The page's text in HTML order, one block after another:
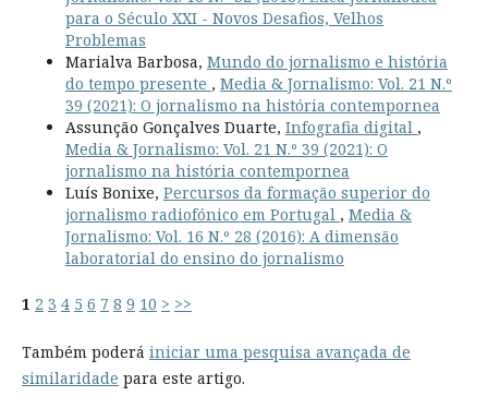
para o Século XXI - Novos Desafios, Velhos
Problemas
Marialva Barbosa, Mundo do jornalismo e história
do tempo presente , Media & Jornalismo: Vol. 21 N.º
39 (2021): O jornalismo na história contempornea
Assunção Gonçalves Duarte, Infografia digital ,
Media & Jornalismo: Vol. 21 N.º 39 (2021): O
jornalismo na história contempornea
Luís Bonixe, Percursos da formação superior do
jornalismo radiofónico em Portugal , Media &
Jornalismo: Vol. 16 N.º 28 (2016): A dimensão
laboratorial do ensino do jornalismo
1 2 3 4 5 6 7 8 9 10 > >>
Também poderá iniciar uma pesquisa avançada de
similaridade para este artigo.